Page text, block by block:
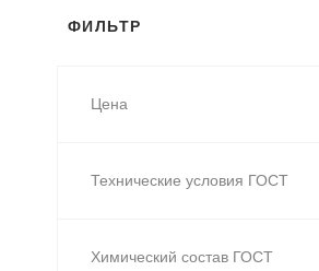
ФИЛЬТР
Цена
Технические условия ГОСТ
Химический состав ГОСТ